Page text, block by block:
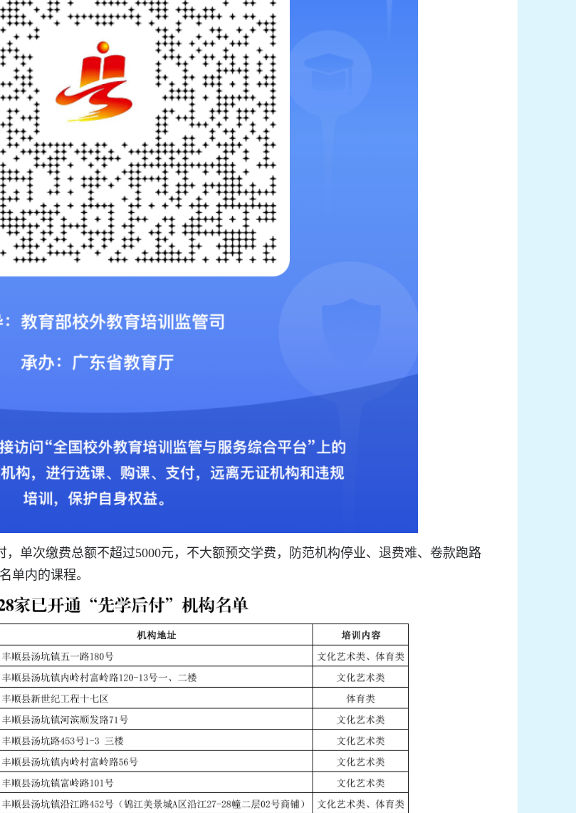
，单次缴费总额不超过5000元，不大额预交学费，防范机构停业、退费难、卷款跑路
单内的课程。